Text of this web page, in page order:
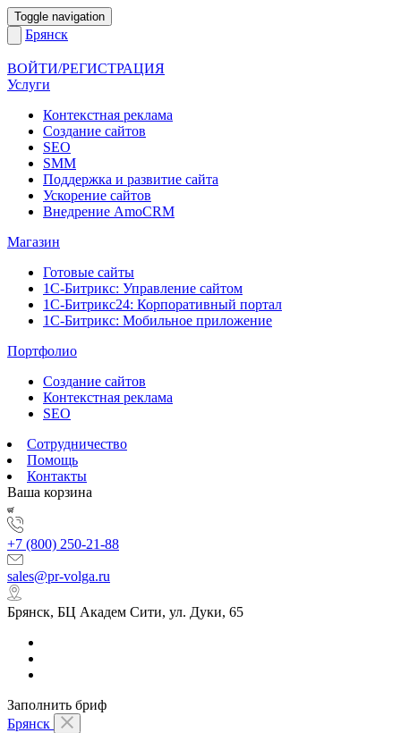
Toggle navigation
Брянск
ВОЙТИ/РЕГИСТРАЦИЯ
Услуги
Контекстная реклама
Создание сайтов
SEO
SMM
Поддержка и развитие сайта
Ускорение сайтов
Внедрение AmoCRM
Магазин
Готовые сайты
1С-Битрикс: Управление сайтом
1С-Битрикс24: Корпоративный портал
1С-Битрикс: Мобильное приложение
Портфолио
Создание сайтов
Контекстная реклама
SEO
Сотрудничество
Помощь
Контакты
Ваша корзина
+7 (800) 250-21-88
sales@pr-volga.ru
Брянск, БЦ Академ Сити, ул. Дуки, 65
Заполнить бриф
Брянск